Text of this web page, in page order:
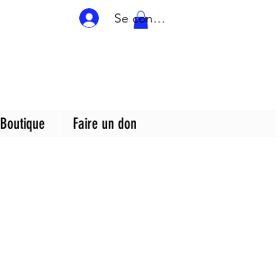
Se connecter
Boutique Faire un don